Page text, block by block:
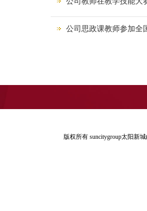
公司思政课教师参加全
版权所有 suncitygroup太阳新